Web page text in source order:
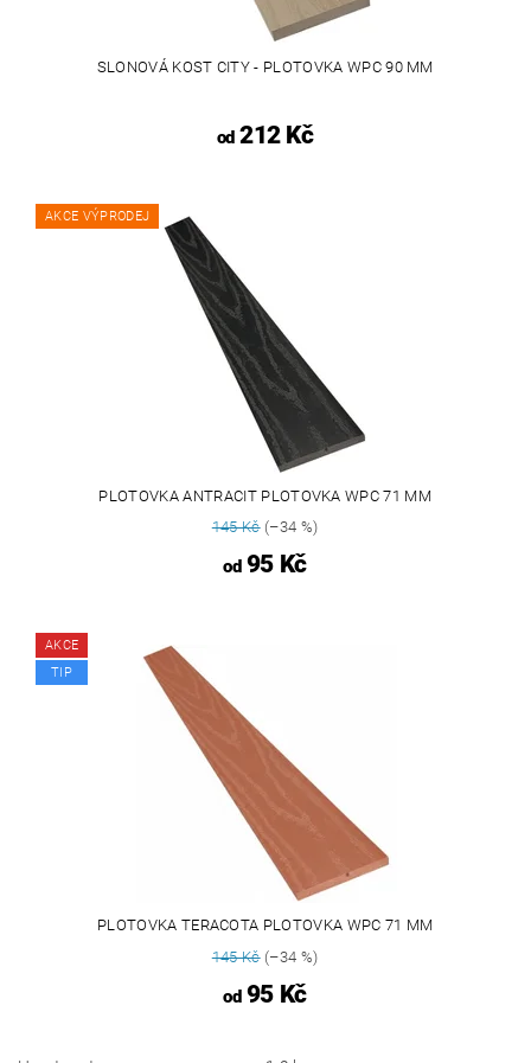
SLONOVÁ KOST CITY - PLOTOVKA WPC 90 MM
od212 Kč
AKCE VÝPRODEJ
PLOTOVKA ANTRACIT PLOTOVKA WPC 71 MM
145 Kč(–34 %)
od95 Kč
AKCE
TIP
PLOTOVKA TERACOTA PLOTOVKA WPC 71 MM
145 Kč(–34 %)
od95 Kč